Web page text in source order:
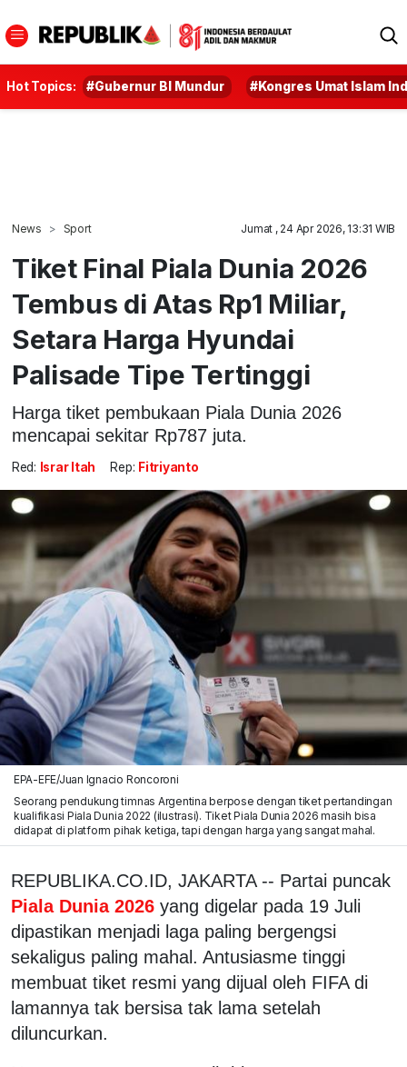
Hot Topics: #Gubernur BI Mundur #Kongres Umat Islam
News Sport Jumat , 24 Apr 2026, 13:31 WIB
Tiket Final Piala Dunia 2026
Tembus di Atas Rp1 Miliar,
Setara Harga Hyundai
Palisade Tipe Tertinggi
Harga tiket pembukaan Piala Dunia 2026
mencapai sekitar Rp787 juta.
Red: Israr Itah Rep: Fitriyanto
EPA-EFE/Juan Ignacio Roncoroni
Seorang pendukung timnas Argentina berpose dengan tiket pertandingan
kualifikasi Piala Dunia 2022 (ilustrasi). Tiket Piala Dunia 2026 masih bisa
didapat di platform pihak ketiga, tapi dengan harga yang sangat mahal.
REPUBLIKA.CO.ID, JAKARTA -- Partai puncak
Piala Dunia 2026 yang digelar pada 19 Juli
dipastikan menjadi laga paling bergengsi
sekaligus paling mahal. Antusiasme tinggi
membuat tiket resmi yang dijual oleh FIFA di
lamannya tak bersisa tak lama setelah
diluncurkan.